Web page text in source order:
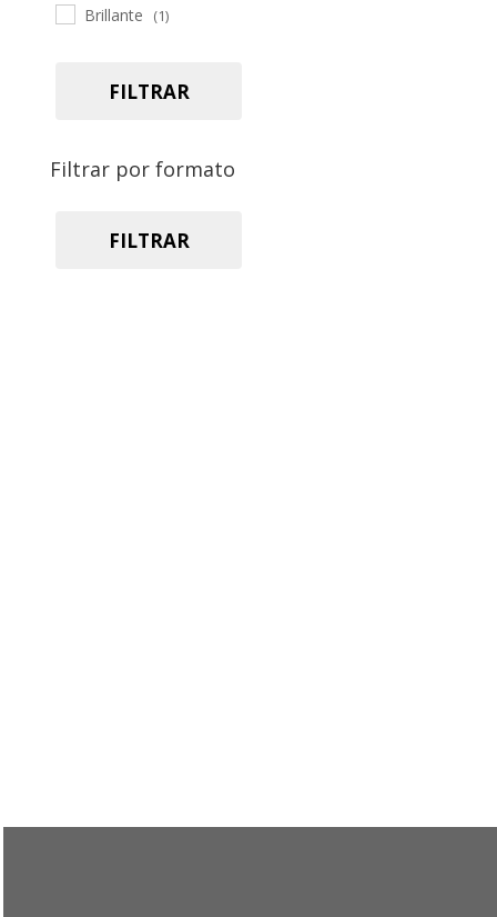
Brillante (1)
FILTRAR
Filtrar por formato
FILTRAR